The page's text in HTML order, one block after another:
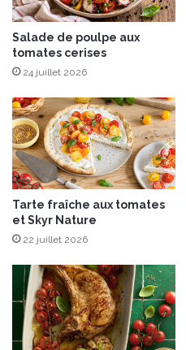
s
d
e
p
r
n
t
e
m
p
s
Salade de poulpe aux
tomates cerises
24 juillet 2026
Tarte fraîche aux tomates
et Skyr Nature
22 juillet 2026